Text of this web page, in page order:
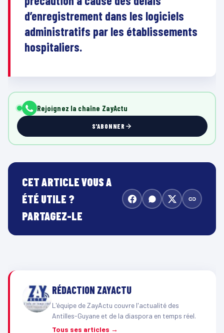
d’enregistrement dans les logiciels
administratifs par les établissements
hospitaliers.
Rejoignez la chaîne ZayActu
S'ABONNER
CET ARTICLE VOUS A
ÉTÉ UTILE ?
PARTAGEZ-LE
RÉDACTION ZAYACTU
L'équipe de ZayActu couvre l'actualité des
Antilles-Guyane et de la diaspora en temps réel.
Tous ses articles →